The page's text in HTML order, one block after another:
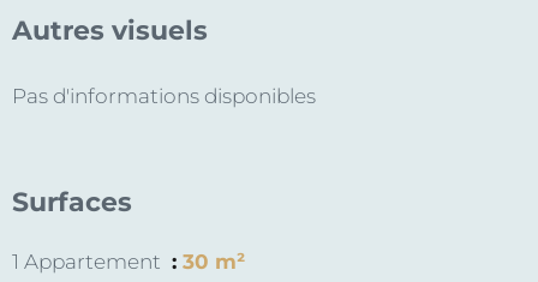
Autres visuels
Pas d'informations disponibles
Surfaces
1 Appartement 30 m²